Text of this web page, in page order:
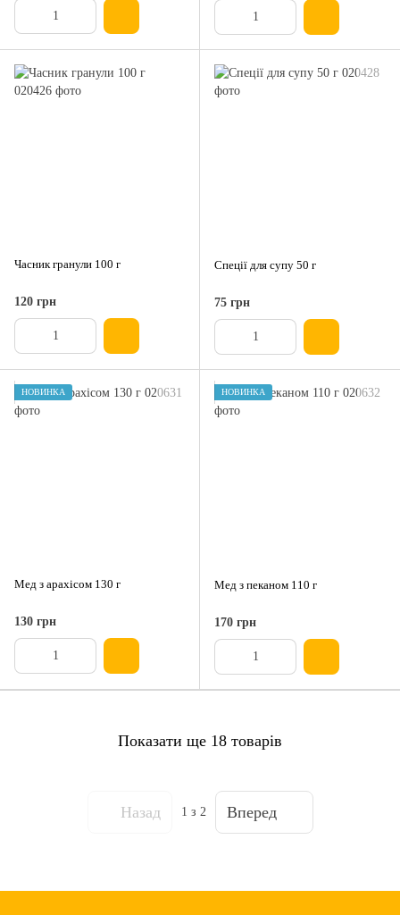
Часник гранули 100 г
120 грн
Спеції для супу 50 г
75 грн
НОВИНКА
Мед з арахісом 130 г
130 грн
НОВИНКА
Мед з пеканом 110 г
170 грн
Показати ще 18 товарів
Назад 1 з 2 Вперед